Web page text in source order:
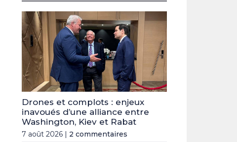
Drones et complots : enjeux
inavoués d’une alliance entre
Washington, Kiev et Rabat
7 août 2026 | 2 commentaires